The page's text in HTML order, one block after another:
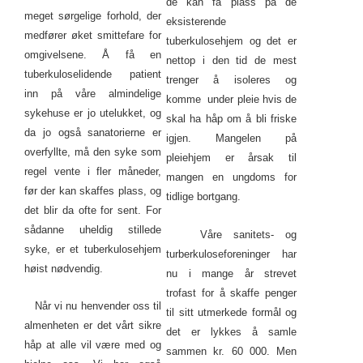
meget sørgelige forhold, der
medfører øket smittefare for
omgivelsene. Å få en
tuberkuloselidende patient
inn på våre almindelige
sykehuse er jo utelukket, og
da jo også sanatorierne er
overfyllte, må den syke som
regel vente i fler måneder,
før der kan skaffes plass, og
det blir da ofte for sent. For
sådanne uheldig stillede
syke, er et tuberkulosehjem
høist nødvendig.
Når vi nu henvender oss til
almenheten er det vårt sikre
håp at alle vil være med og
eksisterende
tuberkulosehjem og det er
nettop i den tid de mest
trenger å isoleres og
komme under pleie hvis de
skal ha håp om å bli friske
igjen. Mangelen på
pleiehjem er årsak til
mangen en ungdoms for
tidlige bortgang.
Våre sanitets- og
turberkuloseforeninger har
nu i mange år strevet
trofast for å skaffe penger
til sitt utmerkede formål og
det er lykkes å samle
sammen kr. 60 000. Men